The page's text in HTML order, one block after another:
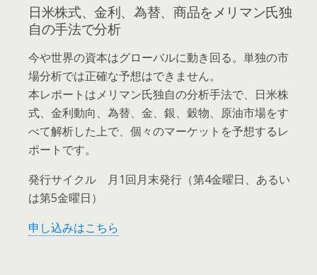
日米株式、金利、為替、商品をメリマン氏独
自の手法で分析
今や世界の資本はグローバルに動き回る。単独の市
場分析では正確な予想はできません。
本レポートはメリマン氏独自の分析手法で、日米株
式、金利動向、為替、金、銀、穀物、原油市場をす
べて解析した上で、個々のマーケットを予想するレ
ポートです。
発行サイクル 月1回月末発行（第4金曜日、あるい
は第5金曜日）
申し込みはこちら